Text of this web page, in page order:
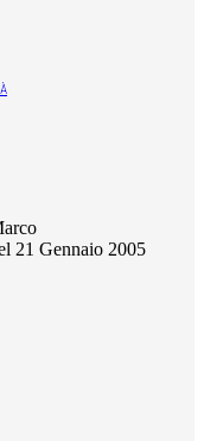
21 Gennaio 2005